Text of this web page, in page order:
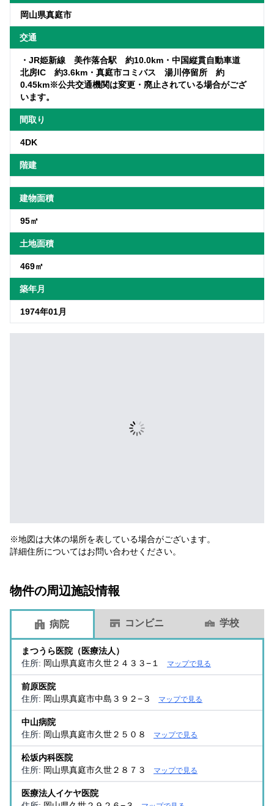
岡山県真庭市
交通
・JR姫新線 美作落合駅 約10.0km・中国縦貫自動車道
北房IC 約3.6km・真庭市コミバス 湯川停留所 約
0.45km※公共交通機関は変更・廃止されている場合がござ
います。
間取り
4DK
階建
建物面積
95㎡
土地面積
469㎡
築年月
1974年01月
※地図は大体の場所を表している場合がございます。
詳細住所についてはお問い合わせください。
物件の周辺施設情報
病院 コンビニ 学校
まつうら医院（医療法人）
住所: 岡山県真庭市久世２４３３−１ マップで見る
前原医院
住所: 岡山県真庭市中島３９２−３ マップで見る
中山病院
住所: 岡山県真庭市久世２５０８ マップで見る
松坂内科医院
住所: 岡山県真庭市久世２８７３ マップで見る
医療法人イケヤ医院